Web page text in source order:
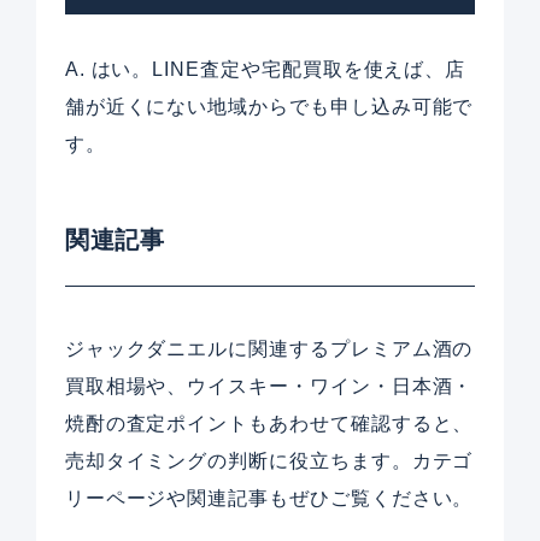
A. はい。LINE査定や宅配買取を使えば、店
舗が近くにない地域からでも申し込み可能で
す。
関連記事
ジャックダニエルに関連するプレミアム酒の
買取相場や、ウイスキー・ワイン・日本酒・
焼酎の査定ポイントもあわせて確認すると、
売却タイミングの判断に役立ちます。カテゴ
リーページや関連記事もぜひご覧ください。